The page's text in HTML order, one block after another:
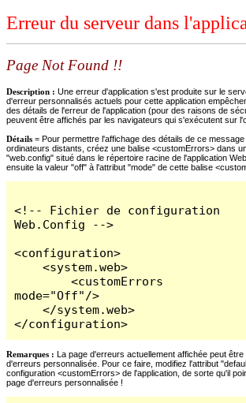
Erreur du serveur dans
Page Not Found !!
Description : Une erreur d'application s'est produite sur le
d'erreur personnalisés actuels pour cette application
des détails de l'erreur de l'application (pour des raisons de
peuvent être affichés par les navigateurs qui s'exécutent sur
Détails = Pour permettre l'affichage des détails de ce
ordinateurs distants, créez une balise <customErrors> dans
"web.config" situé dans le répertoire racine de l'application
ensuite la valeur "off" à l'attribut "mode" de cette balise
<!-- Fichier de configuration
Web.Config -->
<configuration>
    <system.web>
        <customErrors
mode="Off"/>
    </system.web>
</configuration>
Remarques : La page d'erreurs actuellement affichée peut
d'erreurs personnalisée. Pour ce faire, modifiez l'attribut
configuration <customErrors> de l'application, de sorte qu'il
page d'erreurs personnalisée !